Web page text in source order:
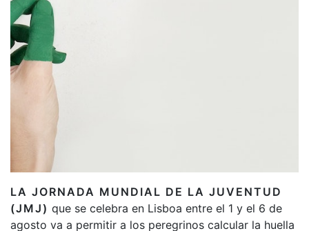
LA JORNADA MUNDIAL DE LA JUVENTUD
(JMJ) que se celebra en Lisboa entre el 1 y el 6 de
agosto va a permitir a los peregrinos calcular la huella